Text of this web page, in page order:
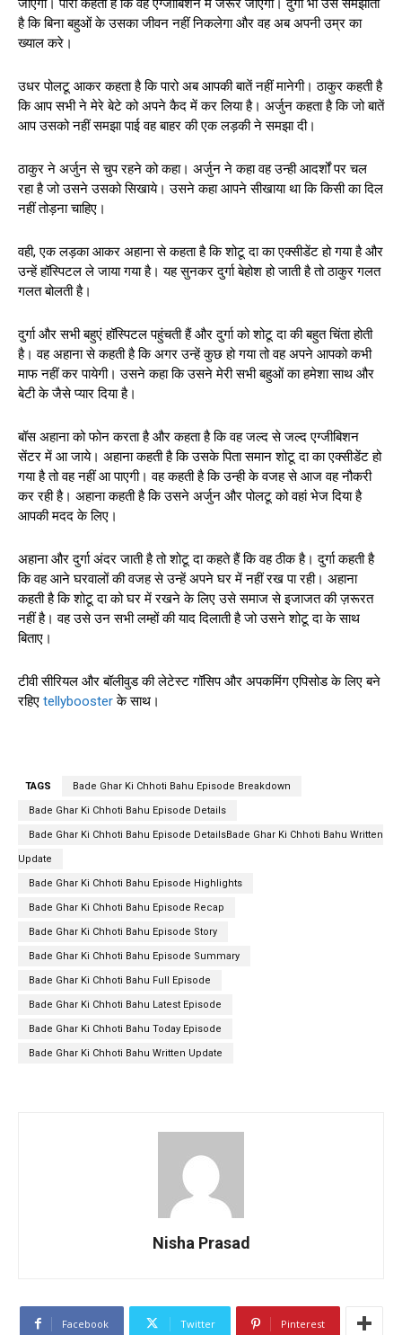
जाएगी। पारो कहती है कि वह एग्जीबिशन में जरूर जाएगी। दुर्गा भी उसे समझाती
है कि बिना बहुओं के उसका जीवन नहीं निकलेगा और वह अब अपनी उम्र का
ख्याल करे।
उधर पोलटू आकर कहता है कि पारो अब आपकी बातें नहीं मानेगी। ठाकुर कहती है
कि आप सभी ने मेरे बेटे को अपने कैद में कर लिया है। अर्जुन कहता है कि जो बातें
आप उसको नहीं समझा पाई वह बाहर की एक लड़की ने समझा दी।
ठाकुर ने अर्जुन से चुप रहने को कहा। अर्जुन ने कहा वह उन्ही आदर्शों पर चल
रहा है जो उसने उसको सिखाये। उसने कहा आपने सीखाया था कि किसी का दिल
नहीं तोड़ना चाहिए।
वही, एक लड़का आकर अहाना से कहता है कि शोटू दा का एक्सीडेंट हो गया है और
उन्हें हॉस्पिटल ले जाया गया है। यह सुनकर दुर्गा बेहोश हो जाती है तो ठाकुर गलत
गलत बोलती है।
दुर्गा और सभी बहुएं हॉस्पिटल पहुंचती हैं और दुर्गा को शोटू दा की बहुत चिंता होती
है। वह अहाना से कहती है कि अगर उन्हें कुछ हो गया तो वह अपने आपको कभी
माफ नहीं कर पायेगी। उसने कहा कि उसने मेरी सभी बहुओं का हमेशा साथ और
बेटी के जैसे प्यार दिया है।
बॉस अहाना को फोन करता है और कहता है कि वह जल्द से जल्द एग्जीबिशन
सेंटर में आ जाये। अहाना कहती है कि उसके पिता समान शोटू दा का एक्सीडेंट हो
गया है तो वह नहीं आ पाएगी। वह कहती है कि उन्ही के वजह से आज वह नौकरी
कर रही है। अहाना कहती है कि उसने अर्जुन और पोलटू को वहां भेज दिया है
आपकी मदद के लिए।
अहाना और दुर्गा अंदर जाती है तो शोटू दा कहते हैं कि वह ठीक है। दुर्गा कहती है
कि वह आने घरवालों की वजह से उन्हें अपने घर में नहीं रख पा रही। अहाना
कहती है कि शोटू दा को घर में रखने के लिए उसे समाज से इजाजत की ज़रूरत
नहीं है। वह उसे उन सभी लम्हों की याद दिलाती है जो उसने शोटू दा के साथ
बिताए।
टीवी सीरियल और बॉलीवुड की लेटेस्ट गॉसिप और अपकमिंग एपिसोड के लिए बने
रहिए tellyboosterके साथ।
TAGS Bade Ghar Ki Chhoti Bahu Episode Breakdown
Bade Ghar Ki Chhoti Bahu Episode Details
Bade Ghar Ki Chhoti Bahu Episode DetailsBade Ghar Ki Chhoti Bahu Written
Update
Bade Ghar Ki Chhoti Bahu Episode Highlights
Bade Ghar Ki Chhoti Bahu Episode Recap
Bade Ghar Ki Chhoti Bahu Episode Story
Bade Ghar Ki Chhoti Bahu Episode Summary
Bade Ghar Ki Chhoti Bahu Full Episode
Bade Ghar Ki Chhoti Bahu Latest Episode
Bade Ghar Ki Chhoti Bahu Today Episode
Bade Ghar Ki Chhoti Bahu Written Update
Nisha Prasad
Facebook Twitter Pinterest